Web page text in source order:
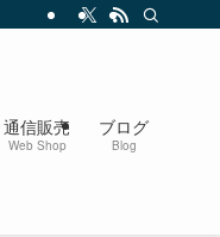
通信販売
Web Shop
ブログ
Blog